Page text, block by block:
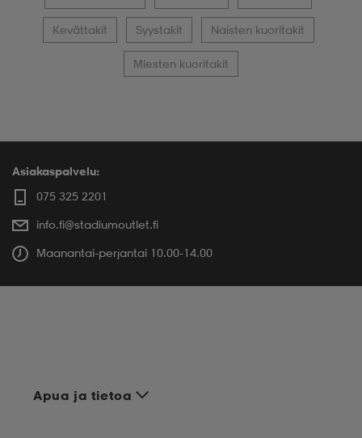
Kevättakit Syystakit Naisten kuoritakit
Miesten kuoritakit
Asiakaspalvelu:
075 325 2201
info.fi@stadiumoutlet.fi
Maanantai-perjantai 10.00-14.00
Apua ja tietoa